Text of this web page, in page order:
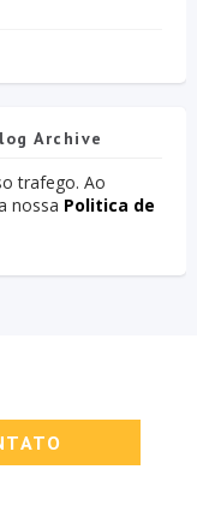
Archive
trafego. Ao
nossa Politica de